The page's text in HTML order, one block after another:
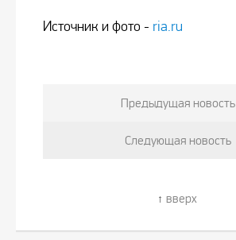
Источник и фото - ria.ru
Предыдущая новость
Следующая новость
вверх